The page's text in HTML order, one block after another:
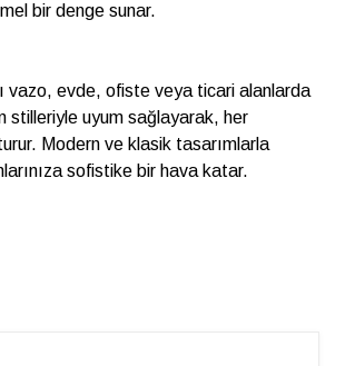
bir denge sunar.
vazo, evde, ofiste veya ticari alanlarda
stilleriyle uyum sağlayarak, her
Modern ve klasik tasarımlarla
sofistike bir hava katar.